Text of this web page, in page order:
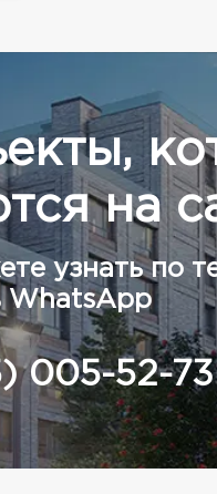
на
узнать по
WhatsApp
005-52-73